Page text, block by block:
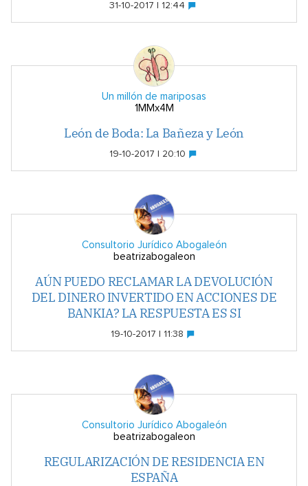
31-10-2017 | 12:44
Un millón de mariposas
1MMx4M
León de Boda: La Bañeza y León
19-10-2017 | 20:10
Consultorio Jurídico Abogaleón
beatrizabogaleon
AÚN PUEDO RECLAMAR LA DEVOLUCIÓN
DEL DINERO INVERTIDO EN ACCIONES DE
BANKIA? LA RESPUESTA ES SI
19-10-2017 | 11:38
Consultorio Jurídico Abogaleón
beatrizabogaleon
REGULARIZACIÓN DE RESIDENCIA EN
ESPAÑA